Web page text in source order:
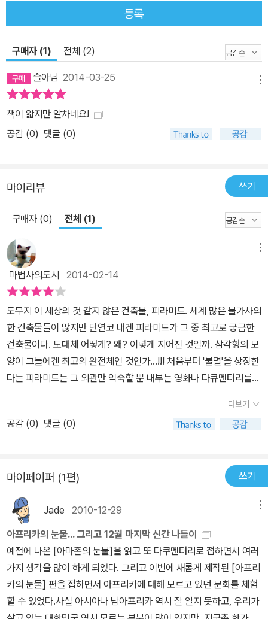
계속해서 만들어 내고 있는 감춰진 방과 그 용도 등 과학적인 의문과
가설을 언급하며 호기심을 자극한다. 수 세기 동안 피라미드를 둘러
싼 문헌과 신화, 서양 여행기 등 이 책에 담긴 다양한 자료와 발굴의
과정은 세월을 이겨낸 이 불멸의 건축물을 재발견하게 한다.
등록
구매자 (1) 전체 (2)
슬아님 2014-03-25
책이 얇지만 알차네요!
공감 (0) 댓글 (0)
마이리뷰 쓰기
구매자 (0) 전체 (1)
마법사의도시 2014-02-14
도무지 이 세상의 것 같지 않은 건축물, 피라미드. 세계 많은 불가사의
한 건축물들이 많지만 단연코 내겐 피라미드가 그 중 최고로 궁금한
건축물이다. 도대체 어떻게? 왜? 이렇게 지어진 것일까. 삼각형의 모
양이 그들에겐 최고의 완전체인 것인가...!!! 처음부터 '불멸'을 상징한
다는 피라미드는 그 외관만 익숙할 뿐 내부는 영화나 다큐멘터리를
소 내벽을 덮고 있는 '피라미드 텍스트'는 본 적이 없었다. 그래서 책
을 통해 보여진 장례텍스트는 아주 신비롭게 보였다. 얼핏봐서는 동
양의 한자처럼 보이기도 하고 한지에 먹으로 쓰여진 것처럼 의고 검
같은 모습이라 엉뚱한 상상을 하며 살짝 웃음짓게 만들기도 했다. 이
모든 모습이 '불멸성'과 관계가 있다는 사실 또한 생소한 것들이긴 마
찬가지였따. 피라미드라고 하면 그 발굴 과정에서 '저주'로 유명해서
인지 영국 혹은 미국이 먼저 떠올려지지만 사실 이집트학에 박식한
이는 따로 있었다. 아이러니하게도 이슬람의 학자 알마크리지라는 인
물이었다. 이 역시 처음 듣는 이름이었다. 카톨릭과도 이슬람과도 가
깝지 않다고 생각했던 고대 이집트 역사. 하지만 피라미드를 두고 이
슬람 역사학자들은 참으로 많은 세월을 공들여가며 그들의 문명에 대
한 호기심을 지식으로 바꾸어 나가고 있었던 것이다. <이집트의 지형
더보기
공감 (0) 댓글 (0)
마이페이퍼 (1편) 쓰기
Jade 2010-12-29
아프리카의 눈물... 그리고 12월 마지막 신간 나들이
예전에 나온 [아마존의 눈물]을 읽고 또 다쿠멘터리로 접하면서 여러
가지 생각을 많이 하게 되었다. 그리고 이번에 새롭게 제작된 [아프리
카의 눈물] 편을 접하면서 아프리카에 대해 모르고 있던 문화를 체험
할 수 있었다.사실 아시아나 남아프리카 역시 잘 알지 못하고, 우리가